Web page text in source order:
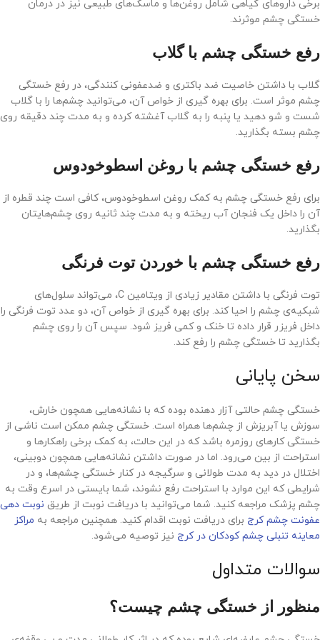
برخی داروهای گیاهی شامل روغن‌ها و ماسک‌های طبیعی نیز در درمان
خستگی چشم موثرند.
رفع خستگی چشم با گلاب
گلاب با داشتن خاصیت ضد باکتری و ضدعفونی کنندگی، در رفع خستگی
چشم موثر است. برای بهره گیری از خواص آن، می‌توانید چشم‌ها را با گلاب
شست و شو دهید یا پنبه را به گلاب آغشته کرده و به مدت چند دقیقه روی
چشم بسته بگذارید.
رفع خستگی چشم با روغن اسطوخودوس
برای رفع خستگی چشم به کمک روغن اسطوخودوس، کافی است چند قطره از
آن را داخل یک فنجان آب ریخته و به مدت چند ثانیه روی چشم‌هایتان
بگذارید.
رفع خستگی چشم با خوردن توت فرنگی
توت فرنگی با داشتن مقادیر زیادی از ویتامین C، می‌تواند سلول‌های
شبکیه‌ی چشم را احیا کند. برای بهره گیری از خواص آن، دو عدد توت فرنگی را
داخل فریزر قرار داده تا خنک و کمی فریز شود. سپس آن را روی چشم
بگذارید تا خستگی چشم را رفع کند.
سخن پایانی
خستگی چشم حالتی آزار دهنده بوده که با نشانه‌هایی همچون خارش،
سوزش یا آبریزش از چشم‌ها همراه است. خستگی چشم ممکن است ناشی از
خستگی کارهای روزمره باشد که در این حالت، به کمک برخی راهکارها و
استراحت از بین می‌رود. اما در صورت داشتن نشانه‌هایی همچون دوبینی،
اختلال در دید به مدت طولانی و سرگیجه در کنار خستگی چشم‌ها، و در
شرایطی که این موارد با استراحت رفع نشوند، شما بایستی در اسرع وقت به
چشم پزشک مراجعه کنید. شما می‌توانيد با دریافت نوبت از طریق نوبت دهی
عفونت چشم کرج برای دریافت نوبت اقدام کنید. همچنین مراجعه به مراکز
معاینه تنبلی چشم کودکان در کرج نیز توصیه می‌شود.
سوالات متداول
منظور از خستگی چشم چیست؟